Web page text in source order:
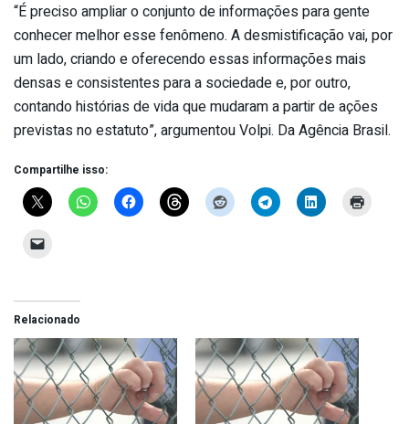
“É preciso ampliar o conjunto de informações para gente
conhecer melhor esse fenômeno. A desmistificação vai, por
um lado, criando e oferecendo essas informações mais
densas e consistentes para a sociedade e, por outro,
contando histórias de vida que mudaram a partir de ações
previstas no estatuto”, argumentou Volpi. Da Agência Brasil.
Compartilhe isso:
Relacionado